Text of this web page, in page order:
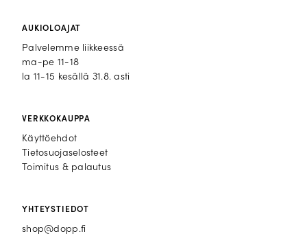
AUKIOLOAJAT
Palvelemme liikkeessä
ma-pe 11-18
la 11-15 kesällä 31.8. asti
VERKKOKAUPPA
Käyttöehdot
Tietosuojaselosteet
Toimitus & palautus
YHTEYSTIEDOT
shop@dopp.fi